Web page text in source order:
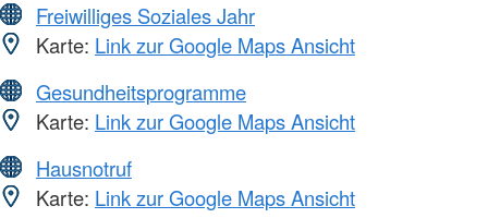
Freiwilliges Soziales Jahr
Karte: Link zur Google Maps Ansicht
Gesundheitsprogramme
Karte: Link zur Google Maps Ansicht
Hausnotruf
Karte: Link zur Google Maps Ansicht